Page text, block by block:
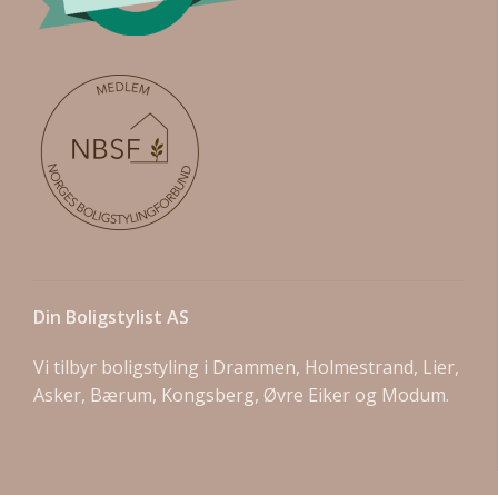
Din Boligstylist AS
Vi tilbyr boligstyling i Drammen, Holmestrand, Lier,
Asker, Bærum, Kongsberg, Øvre Eiker og Modum.